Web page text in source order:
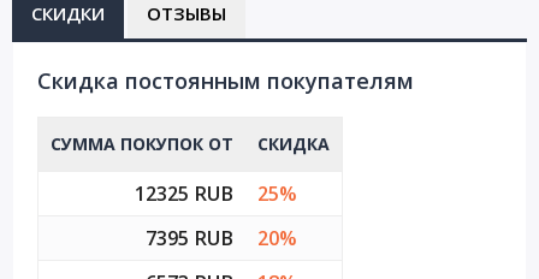
СКИДКИ ОТЗЫВЫ
Cкидка постоянным покупателям
СУММА ПОКУПОК ОТ СКИДКА
12325 RUB
25%
7395 RUB
20%